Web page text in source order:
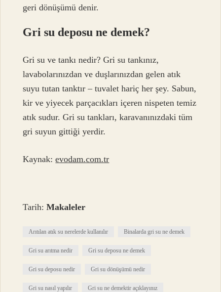
geri dönüşümü denir.
Gri su deposu ne demek?
Gri su ve tankı nedir? Gri su tankınız,
lavabolarınızdan ve duşlarınızdan gelen atık
suyu tutan tanktır – tuvalet hariç her şey. Sabun,
kir ve yiyecek parçacıkları içeren nispeten temiz
atık sudur. Gri su tankları, karavanınızdaki tüm
gri suyun gittiği yerdir.
Kaynak:evodam.com.tr
Tarih:Makaleler
Arıtılan atık su nerelerde kullanılır Binalarda gri su ne demek
Gri su arıtma nedir Gri su deposu ne demek
Gri su deposu nedir Gri su dönüşümü nedir
Gri su nasıl yapılır Gri su ne demektir açıklayınız